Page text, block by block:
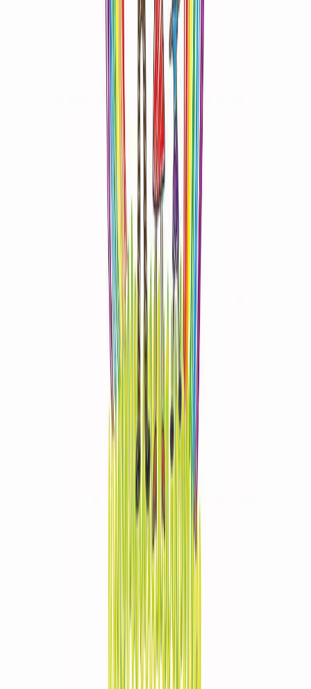
Δώρο για κάποιον ξεχωριστό
Χάρισε απεριόριστες ακροάσεις βιβλίων στους αγαπημένους σου.
Αγόρασε online και στείλε ψηφιακά τη δωροκάρτα.
Χάρισε μια Δωροκάρτα